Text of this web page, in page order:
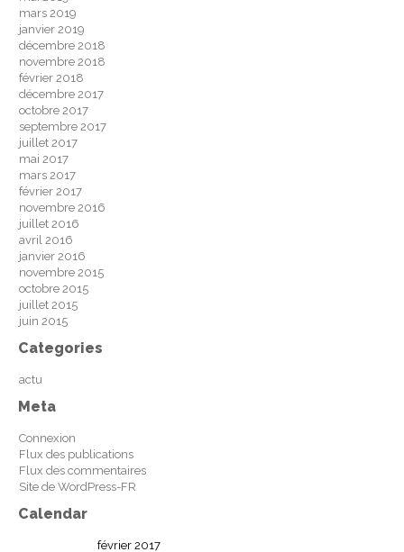
mars 2019
janvier 2019
décembre 2018
novembre 2018
février 2018
décembre 2017
octobre 2017
septembre 2017
juillet 2017
mai 2017
mars 2017
février 2017
novembre 2016
juillet 2016
avril 2016
janvier 2016
novembre 2015
octobre 2015
juillet 2015
juin 2015
Categories
actu
Meta
Connexion
Flux des publications
Flux des commentaires
Site de WordPress-FR
Calendar
février 2017